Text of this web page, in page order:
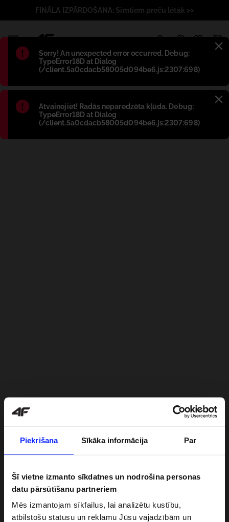
Piekrišana Sīkāka informācija Par
Šī vietne izmanto sīkdatnes un nodrošina personas
datu pārsūtīšanu partneriem
Mēs izmantojam sīkfailus, lai analizētu kustību,
atbilstošu statusu un reklamu Jūsu vajadzībām un
Błąd:
Sorry! An unexpected error occurred. Debug:
TypeError18D at Dialog
(/client.5a0cdacb58005d094be6.js:2307:698)
Błąd:
Atvainojiet! Radās neparedzēta kļūda. Debug:
TypeError18D at Dialog
(/client.5a0cdacb58005d094be6.js:2307:698)
FINĀLA IZPĀRDOŠANA: Simtiem preču lētāk >>